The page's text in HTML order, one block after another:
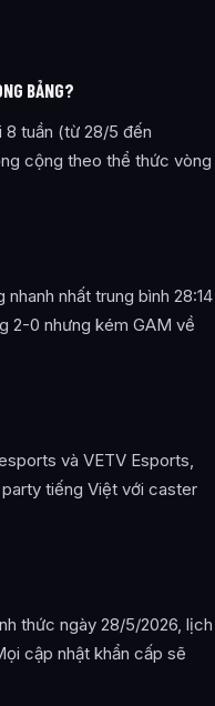
BẢNG?
8 tuần (từ 28/5 đến
cộng theo thể thức vòng
nhất trung bình 28:14
2-0 nhưng kém GAM về
và VETV Esports,
tiếng Việt với caster
thức ngày 28/5/2026, lịch
cập nhật khẩn cấp sẽ